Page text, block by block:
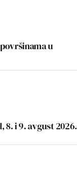
u
8. i 9. avgust 2026.